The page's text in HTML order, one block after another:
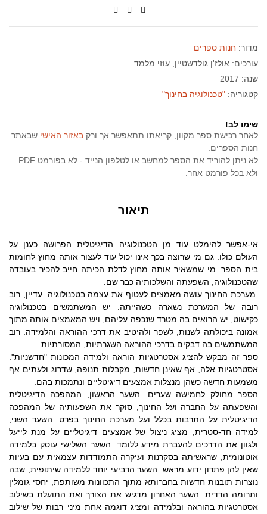
מדור: חנות ספרים
עורכים: אולז'ן גולדשטיין עוזי מלמד
שנה: 2017
קטגוריה: "טכנולוגיה בחינוך"
שימו לב!
לאחר רכישת ספר מקוון, קריאתו תתאפשר אך ורק באזור האישי שבאתר
חנות הספרים.
לא ניתן להוריד את הספר למחשב או לטלפון הנייד - לא בפורמט PDF
ולא בכל פורמט אחר.
תיאור
אי-אפשר להימלט עוד מן הטכנולוגיה הדיגיטלית הפרושה כענן על
העולם כולו. גם מי שרוצה בכך אינו יכול עוד לעצור אותה מחוץ לחומות
בית הספר. מי שמשאיר אותה מחוץ לדלת הכיתה חייב להכיר בעובדה
שהטכנולוגיה, השפעתה והשלכותיה כבר שם.
מערכת החינוך עושה מאמצים לעטוף את עצמה בטכנולוגיה. עדיין, רוב
רובה של המערכת נשארה כשהייתה. יש המשתמשים בטכנולוגיה
כקישוט, יש הרואים בה מטרד שנכפה עליהם, ויש המאמצים אותה מתוך
אמונה ביכולתה לשנות, לשפר ולהיטיב את דרכי ההוראה והלמידה. רוב
המשתמשים בה דבקים בדרכי ההוראה השגרתיות, המסורתיות.
ספר זה מבקש להציג אסטרטגיות הוראה ולמידה המכונות "חדשניות".
אסטרטגיות אלה, אף שאינן חדשות, מקבלות תנופה, שדרוג ולעתים אף
משמעות חדשה כשהן מנצלות אמצעים דיגיטליים ונתמכות בהם.
הספר מחולק לחמישה שערים. השער הראשון, המהפכה הדיגיטלית
והשפעתה על החברה ועל החינוך, סוקר את השפעותיה של המהפכה
הדיגיטלית על התרבות בכלל ועל מערכת החינוך בפרט. השער השני,
למידה חד-סטרית, מציג ניצול של אמצעים דיגיטליים על מנת לייעל
ולגוון את הדרכים להעברת מידע ללומד. השער השלישי עוסק בלמידה
אוטונומית, שראשיתה בסקרנות ועיקרה התמודדות עצמאית עם בעיות
שאין להן פתרון ידוע מראש. השער הרביעי יוחד ללמידה שיתופית, שבה
נוצרות תובנות חדשות בחברותא מתוך התכוונות משותפת, יחסי גומלין
ותרומה הדדית. השער האחרון מדגיש את הצורך ואת התועלת בשילוב
אסטרטגיות בהוראה ובלמידה ומציג דוגמה אחת מיני רבות של שילוב